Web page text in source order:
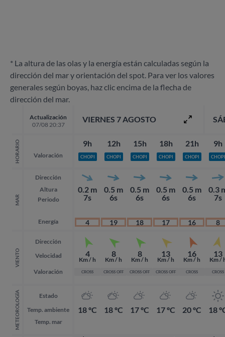
* La altura de las olas y la energía están calculadas según la
dirección del mar y orientación del spot. Para ver los valores
generales según boyas, haz clic encima de la flecha de
dirección del mar.
Actualización
07/08 20:37
HORARIO Valoración
MAR
Dirección
Altura
Periodo
Energía
VIENTO
Dirección
Velocidad
Valoración
METEOROLOGÍA
Estado
Temp. ambiente
Temp. mar
VIERNES 7 AGOSTO
9h
CHOPI
0.2 m
7s
4
4
Km / h
CROSS
18 ºC
12h
CHOPI
0.5 m
6s
19
8
Km / h
CROSS OFF
18 ºC
15h
CHOPI
0.5 m
6s
18
8
Km / h
CROSS OFF
17 ºC
18h
CHOPI
0.5 m
6s
17
13
Km / h
CROSS OFF
17 ºC
21h
CHOPI
0.5 m
6s
16
16
Km / h
CROSS
20 ºC
9h
CHOPI
0.3
7s
8
13
Km /
CROSS
18